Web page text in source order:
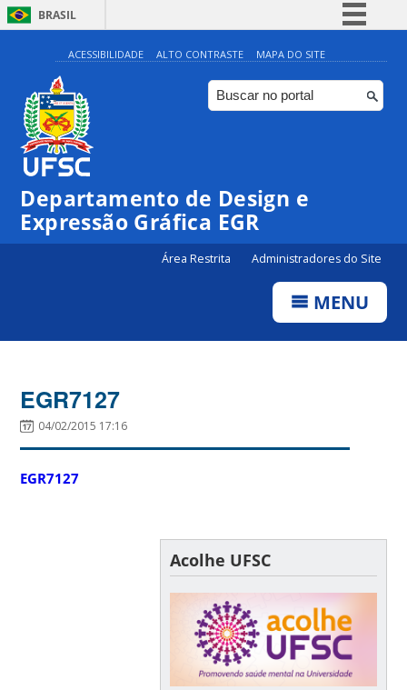
BRASIL
Simplifique!
Comunica BR
Participe
Canais
ACESSIBILIDADE ALTO CONTRASTE MAPA DO SITE
Departamento de Design e
Expressão Gráfica EGR
Área Restrita Administradores do Site
MENU
EGR7127
04/02/2015 17:16
EGR7127
Acolhe UFSC